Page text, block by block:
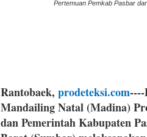
Pertemuan Pemkab Pasbar
Rantobaek, prodeteksi.com
Mandailing Natal (Madina)
dan Pemerintah Kabupaten